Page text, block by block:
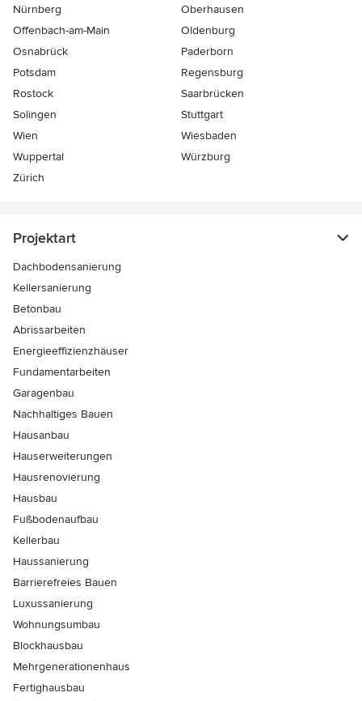
Nürnberg
Oberhausen
Offenbach-am-Main
Oldenburg
Osnabrück
Paderborn
Potsdam
Regensburg
Rostock
Saarbrücken
Solingen
Stuttgart
Wien
Wiesbaden
Wuppertal
Würzburg
Zürich
Projektart
Dachbodensanierung
Kellersanierung
Betonbau
Abrissarbeiten
Energieeffizienzhäuser
Fundamentarbeiten
Garagenbau
Nachhaltiges Bauen
Hausanbau
Hauserweiterungen
Hausrenovierung
Hausbau
Fußbodenaufbau
Kellerbau
Haussanierung
Barrierefreies Bauen
Luxussanierung
Wohnungsumbau
Blockhausbau
Mehrgenerationenhaus
Fertighausbau